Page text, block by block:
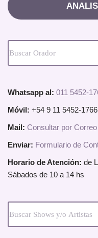
Whatsapp al: 011 5452-
Móvil: +54 9 11 5452-1766
Mail: Consultar por Correo
Enviar: Formulario de
Horario de Atención: de
Sábados de 10 a 14 hs